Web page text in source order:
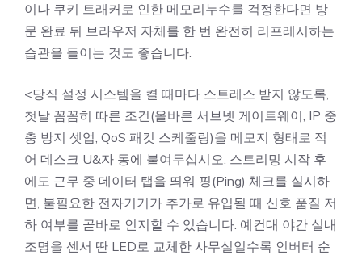
이나 쿠키 트래커로 인한 메모리누수를 걱정한다면 방
문 완료 뒤 브라우저 자체를 한 번 완전히 리프레시하는
습관을 들이는 것도 좋습니다.
<당직 설정 시스템을 켤 때마다 스트레스 받지 않도록,
첫날 꼼꼼히 따른 조건(올바른 서브넷 게이트웨이, IP 중
충 방지 셋업, QoS 패킷 스케줄링)을 메모지 형태로 적
어 데스크 U&자 동에 붙여두십시오. 스트리밍 시작 후
에도 근무 중 데이터 탭을 띄워 핑(Ping) 체크를 실시하
면, 불필요한 전자기기가 추가로 유입될 때 신호 품질 저
하 여부를 곧바로 인지할 수 있습니다. 예컨대 야간 실내
조명을 센서 딴 LED로 교체한 사무실일수록 인버터 순